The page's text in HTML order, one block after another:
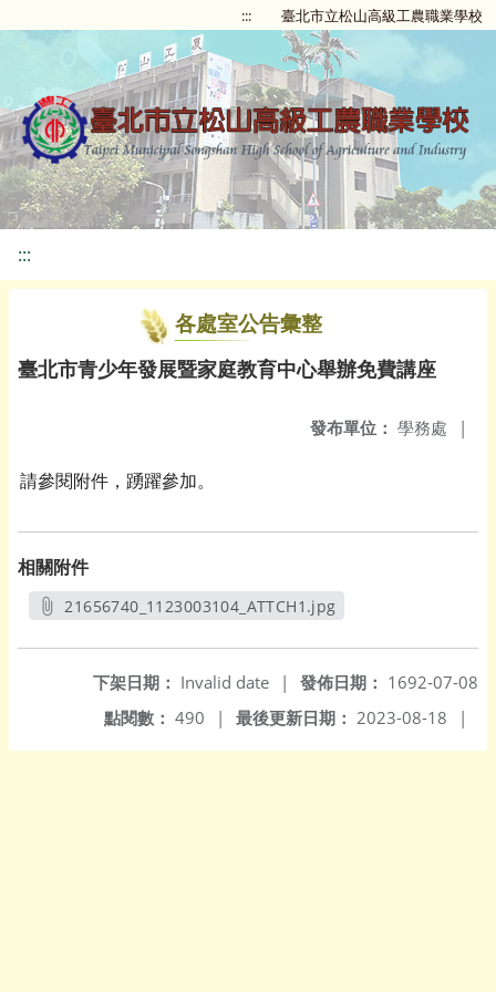
::: 臺北市立松山高級工農職業學校
:::
各處室公告彙整
臺北市青少年發展暨家庭教育中心舉辦免費講座
發布單位： 學務處 |
請參閱附件，踴躍參加。
相關附件
21656740_1123003104_ATTCH1.jpg
發佈日期： 1692-07-08
下架日期： Invalid date
|
最後更新日期： 2023-08-18 |
點閱數： 490 |